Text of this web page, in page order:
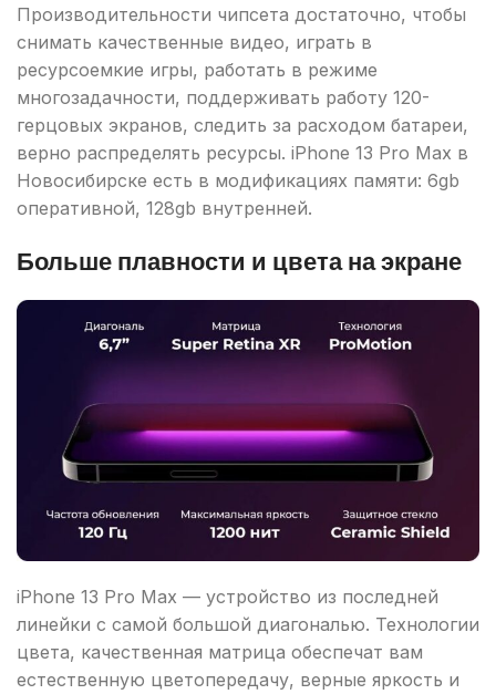
Производительности чипсета достаточно, чтобы
снимать качественные видео, играть в
ресурсоемкие игры, работать в режиме
многозадачности, поддерживать работу 120-
герцовых экранов, следить за расходом батареи,
верно распределять ресурсы. iPhone 13 Pro Max в
Новосибирске есть в модификациях памяти: 6gb
оперативной, 128gb внутренней.
Больше плавности и цвета на экране
iPhone 13 Pro Max — устройство из последней
линейки с самой большой диагональю. Технологии
цвета, качественная матрица обеспечат вам
естественную цветопередачу, верные яркость и